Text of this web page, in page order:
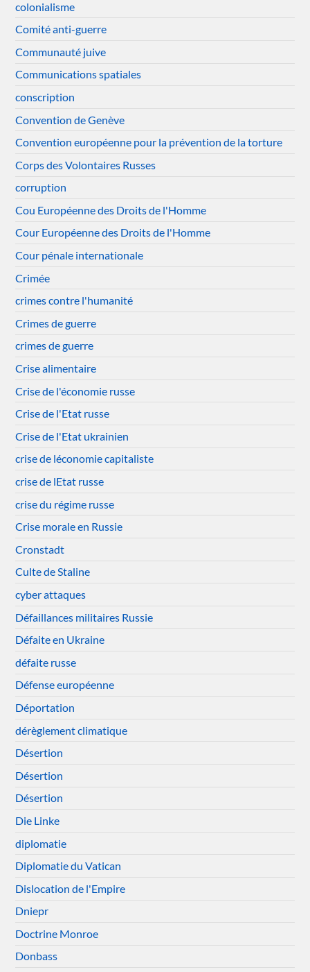
colonialisme
Comité anti-guerre
Communauté juive
Communications spatiales
conscription
Convention de Genève
Convention européenne pour la prévention de la torture
Corps des Volontaires Russes
corruption
Cou Européenne des Droits de l'Homme
Cour Européenne des Droits de l'Homme
Cour pénale internationale
Crimée
crimes contre l'humanité
Crimes de guerre
crimes de guerre
Crise alimentaire
Crise de l'économie russe
Crise de l'Etat russe
Crise de l'Etat ukrainien
crise de léconomie capitaliste
crise de lEtat russe
crise du régime russe
Crise morale en Russie
Cronstadt
Culte de Staline
cyber attaques
Défaillances militaires Russie
Défaite en Ukraine
défaite russe
Défense européenne
Déportation
dérèglement climatique
Désertion
Désertion
Désertion
Die Linke
diplomatie
Diplomatie du Vatican
Dislocation de l'Empire
Dniepr
Doctrine Monroe
Donbass